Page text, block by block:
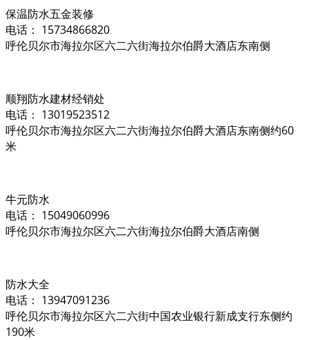
保温防水五金装修
电话： 15734866820
呼伦贝尔市海拉尔区六二六街海拉尔伯爵大酒店东南侧
顺翔防水建材经销处
电话： 13019523512
呼伦贝尔市海拉尔区六二六街海拉尔伯爵大酒店东南侧约60
米
牛元防水
电话： 15049060996
呼伦贝尔市海拉尔区六二六街海拉尔伯爵大酒店南侧
防水大全
电话： 13947091236
呼伦贝尔市海拉尔区六二六街中国农业银行新成支行东侧约
190米